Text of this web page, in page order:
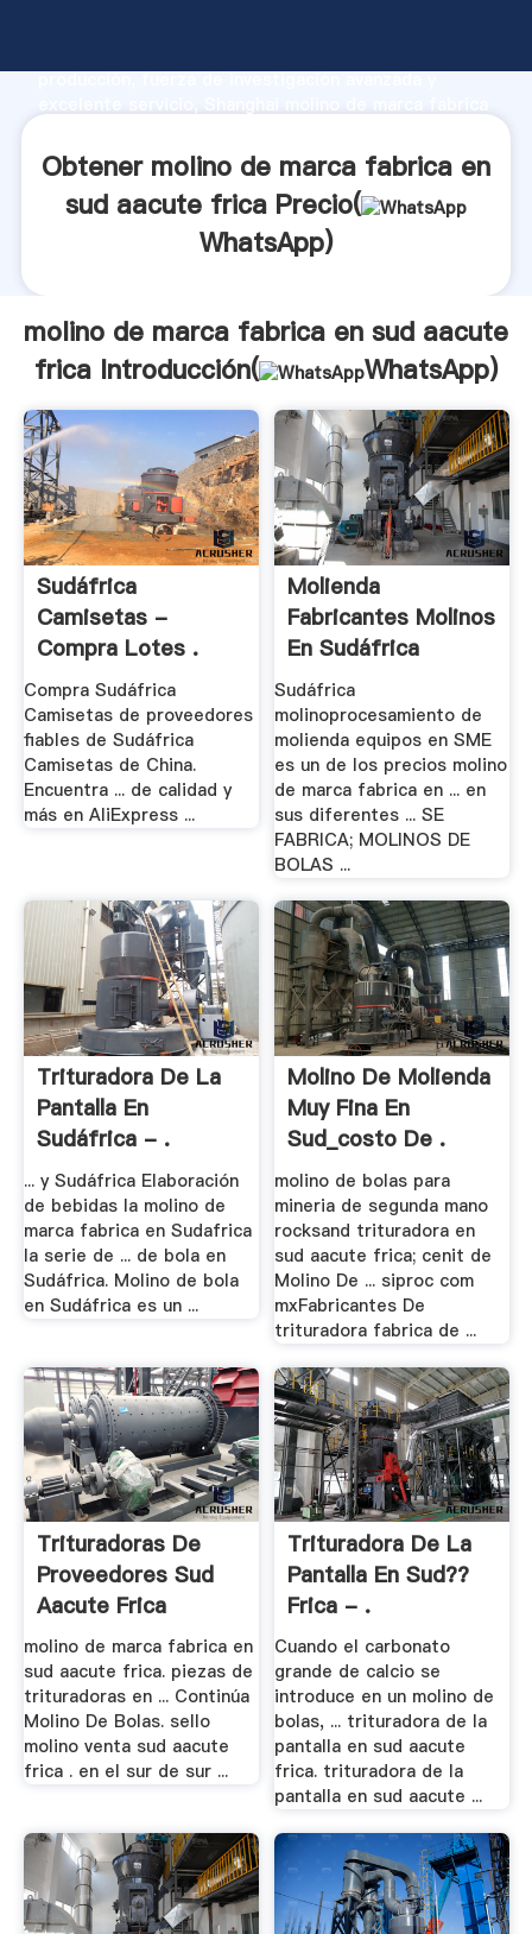
producción, fuerza de investigación avanzada y
valores a todos los clientes.
Obtener molino de marca fabrica en
sud aacute frica Precio(
WhatsApp)
molino de marca fabrica en sud aacute
frica Introducción(
WhatsApp)
Sudáfrica
Camisetas -
Compra Lotes .
Compra Sudáfrica
Camisetas de proveedores
fiables de Sudáfrica
Camisetas de China.
Encuentra ... de calidad y
más en AliExpress ...
Molienda
Fabricantes Molinos
En Sudáfrica
Sudáfrica
molinoprocesamiento de
molienda equipos en SME
es un de los precios molino
de marca fabrica en ... en
sus diferentes ... SE
FABRICA; MOLINOS DE
BOLAS ...
Trituradora De La
Pantalla En
Sudáfrica - .
... y Sudáfrica Elaboración
de bebidas la molino de
marca fabrica en Sudafrica
la serie de ... de bola en
Sudáfrica. Molino de bola
en Sudáfrica es un ...
Molino De Molienda
Muy Fina En
Sud_costo De .
molino de bolas para
mineria de segunda mano
rocksand trituradora en
sud aacute frica; cenit de
Molino De ... siproc com
mxFabricantes De
trituradora fabrica de ...
Trituradoras De
Proveedores Sud
Aacute Frica
molino de marca fabrica en
sud aacute frica. piezas de
trituradoras en ... Continúa
Molino De Bolas. sello
molino venta sud aacute
frica . en el sur de sur ...
Trituradora De La
Pantalla En Sud??
Frica - .
Cuando el carbonato
grande de calcio se
introduce en un molino de
bolas, ... trituradora de la
pantalla en sud aacute
frica. trituradora de la
pantalla en sud aacute ...